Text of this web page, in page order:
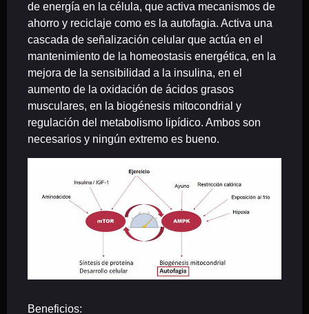
de energía en la célula, que activa mecanismos de
ahorro y reciclaje como es la autofagia. Activa una
cascada de señalización celular que actúa en el
mantenimiento de la homeostasis energética, en la
mejora de la sensibilidad a la insulina, en el
aumento de la oxidación de ácidos grasos
musculares, en la biogénesis mitocondrial y
regulación del metabolismo lipídico. Ambos son
necesarios y ningún extremo es bueno.
Beneficios: